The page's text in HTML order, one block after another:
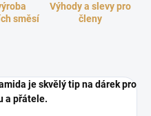
směsí
Výhody a slevy pro
členy
je skvělý tip na dárek pro
a přátele.